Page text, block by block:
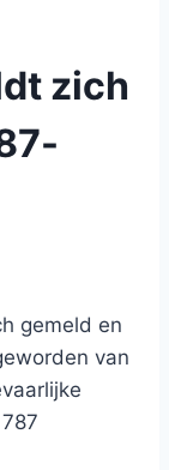
zich
gemeld en
van